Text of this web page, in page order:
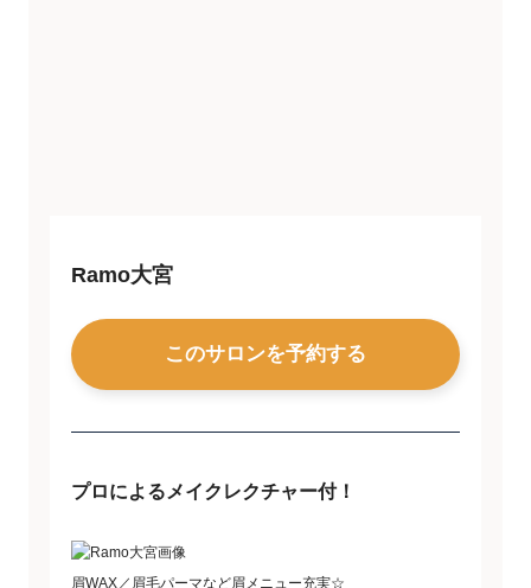
Ramo大宮
このサロンを予約する
プロによるメイクレクチャー付！
眉WAX／眉毛パーマなど眉メニュー充実☆